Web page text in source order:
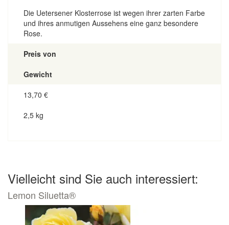
Die Uetersener Klosterrose ist wegen ihrer zarten Farbe
und ihres anmutigen Aussehens eine ganz besondere
Rose.
Preis von
Gewicht
13,70 €
2,5 kg
Vielleicht sind Sie auch interessiert:
Lemon Siluetta®